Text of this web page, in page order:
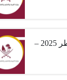
تقويم المدارس في قطر 2025 –